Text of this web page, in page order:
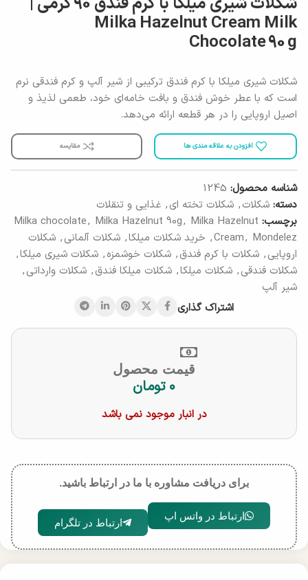
Milka Hazelnut Cream Milk
Chocolate 90 g
شکلات شیری میلکا با کرم فندق ترکیبی از شیر آلپ و کرم فندقی نرم
است که با عطر خوش فندق و بافت خامه‌ای خود، طعمی لذیذ و
اصیل اروپایی را در هر قطعه ارائه می‌دهد.
افزودن به علاقه مندی ها مقایسه
شناسه محصول: 1245
دسته: شکلات, شکلات تخته ای, غذایی و تنقلات
برچسب:
Milka chocolate, Milka Hazelnut 90g, Milka Hazelnut
Cream, Mondelez
, خرید شکلات میلکا, شکلات آلمانی, شکلات
اروپایی, شکلات با کرم فندق, شکلات خوشمزه, شکلات شیری میلکا,
شکلات فندقی, شکلات میلکا, شکلات میلکا فندق, شکلات وارداتی,
شیر آلپ
اشتراک گذاری
قیمت محصول
۰ تومان
در انبار موجود نمی باشد
برای دریافت مشاوره با ما در ارتباط باشید.
ارتباط در واتس اپ
ارتباط در تلگرام